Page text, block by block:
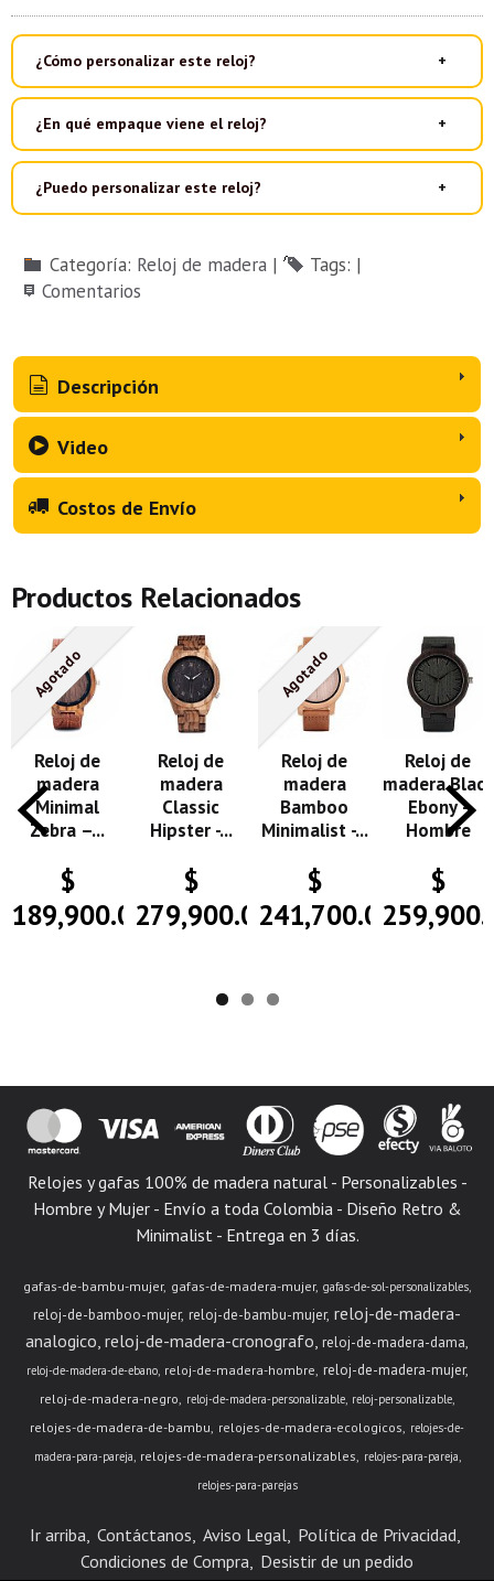
¿Cómo personalizar este reloj?
¿En qué empaque viene el reloj?
¿Puedo personalizar este reloj?
Categoría: Reloj de madera | Tags: |
Comentarios
Descripción
Video
Costos de Envío
Productos Relacionados
Agotado
Reloj de
madera
Minimal
Zebra –...
$
189,900.00
Reloj de
madera
Classic
Hipster -...
$
279,900.00
Agotado
Reloj de
madera
Bamboo
Minimalist -...
$
241,700.00
Reloj de
madera Black
Ebony -
Hombre
$
Relojes y gafas 100% de madera natural - Personalizables -
Hombre y Mujer - Envío a toda Colombia - Diseño Retro &
Minimalist - Entrega en 3 días.
gafas-de-bambu-mujer gafas-de-madera-mujer gafas-de-sol-personalizables
reloj-de-bamboo-mujer reloj-de-bambu-mujer reloj-de-madera-
analogico reloj-de-madera-cronografo reloj-de-madera-dama
reloj-de-madera-de-ebano reloj-de-madera-hombre reloj-de-madera-mujer
reloj-de-madera-negro reloj-de-madera-personalizable reloj-personalizable
relojes-de-madera-de-bambu relojes-de-madera-ecologicos
relojes-de-
madera-para-pareja relojes-de-madera-personalizables
relojes-para-pareja
relojes-para-parejas
Ir arriba Contáctanos Aviso Legal Política de Privacidad
Condiciones de Compra Desistir de un pedido